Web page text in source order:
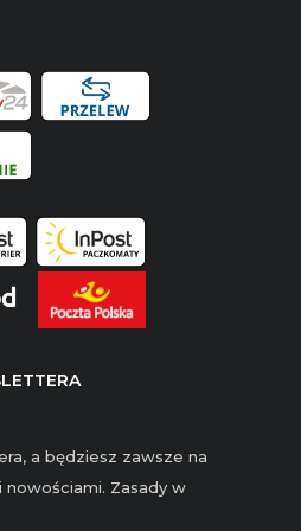
a będziesz zawsze na
Zasady w